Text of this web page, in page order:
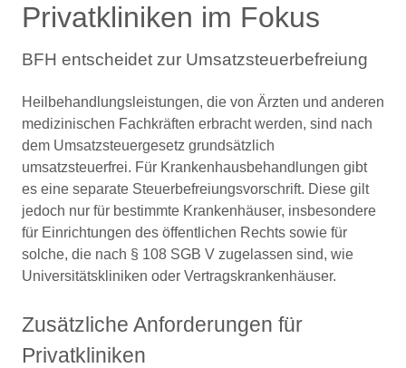
Privatkliniken im Fokus
BFH entscheidet zur Umsatzsteuerbefreiung
Heilbehandlungsleistungen, die von Ärzten und anderen
medizinischen Fachkräften erbracht werden, sind nach
dem Umsatzsteuergesetz grundsätzlich
umsatzsteuerfrei. Für Krankenhausbehandlungen gibt
es eine separate Steuerbefreiungsvorschrift. Diese gilt
jedoch nur für bestimmte Krankenhäuser, insbesondere
für Einrichtungen des öffentlichen Rechts sowie für
solche, die nach § 108 SGB V zugelassen sind, wie
Universitätskliniken oder Vertragskrankenhäuser.
Zusätzliche Anforderungen für
Privatkliniken